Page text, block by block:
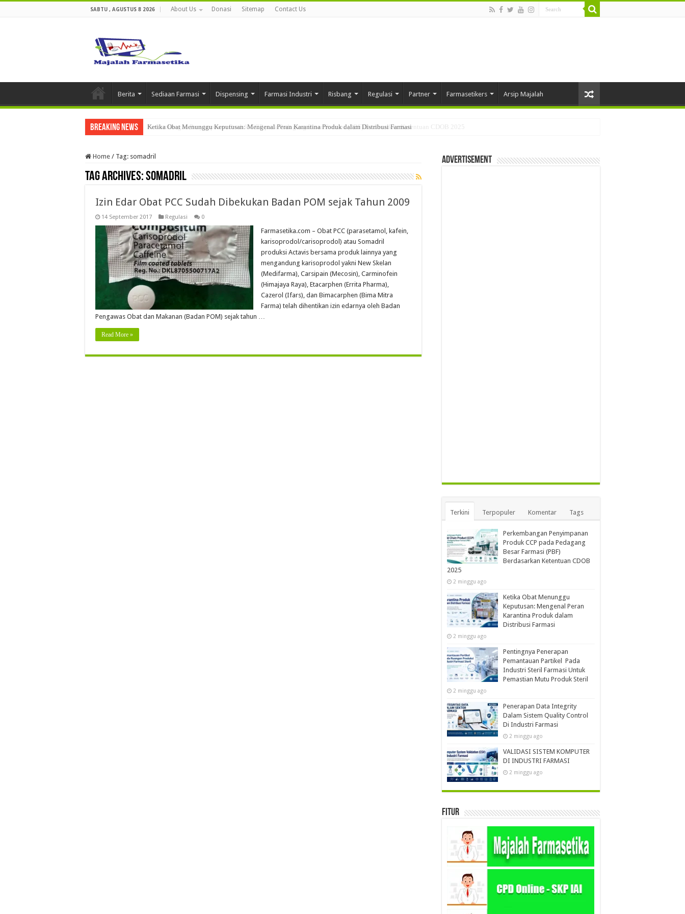
SABTU , AGUSTUS 8 2026 About Us Donasi Sitemap Contact Us
Berita Sediaan Farmasi Dispensing Farmasi Industri Risbang Regulasi Partner Farmasetikers Arsip Majalah
Breaking News Ketika Obat Menunggu Keputusan: Mengenal Peran Karantina Produk dalam Distribusi Farmasi
Home / Tag: somadril
Tag Archives:somadril
Izin Edar Obat PCC Sudah Dibekukan Badan POM sejak Tahun 2009
14 September 2017 Regulasi 0
Farmasetika.com – Obat PCC (parasetamol, kafein,
karisoprodol/carisoprodol) atau Somadril
produksi Actavis bersama produk lainnya yang
mengandung karisoprodol yakni New Skelan
(Medifarma), Carsipain (Mecosin), Carminofein
(Himajaya Raya), Etacarphen (Errita Pharma),
Cazerol (Ifars), dan Bimacarphen (Bima Mitra
Farma) telah dihentikan izin edarnya oleh Badan
Pengawas Obat dan Makanan (Badan POM) sejak tahun …
Read More »
Advertisement
Terkini Terpopuler Komentar Tags
Perkembangan Penyimpanan
Produk CCP pada Pedagang
Besar Farmasi (PBF)
Berdasarkan Ketentuan CDOB
2025
2 minggu ago
Ketika Obat Menunggu
Keputusan: Mengenal Peran
Karantina Produk dalam
Distribusi Farmasi
2 minggu ago
Pentingnya Penerapan
Pemantauan Partikel Pada
Industri Steril Farmasi Untuk
Pemastian Mutu Produk Steril
2 minggu ago
Penerapan Data Integrity
Dalam Sistem Quality Control
Di Industri Farmasi
2 minggu ago
VALIDASI SISTEM KOMPUTER
DI INDUSTRI FARMASI
2 minggu ago
Fitur